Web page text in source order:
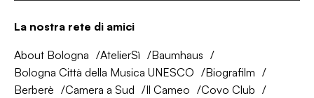
La nostra rete di amici
About Bologna AtelierSì
Baumhaus
Bologna Città della Musica UNESCO
Biografilm
Berberè
Camera a Sud Il Cameo
Covo Club